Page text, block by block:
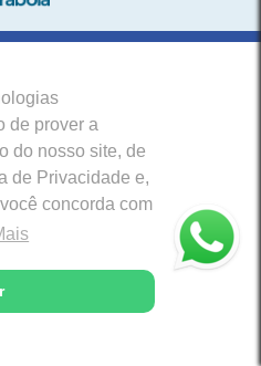
de prover a
do nosso site, de
de Privacidade e,
concorda com